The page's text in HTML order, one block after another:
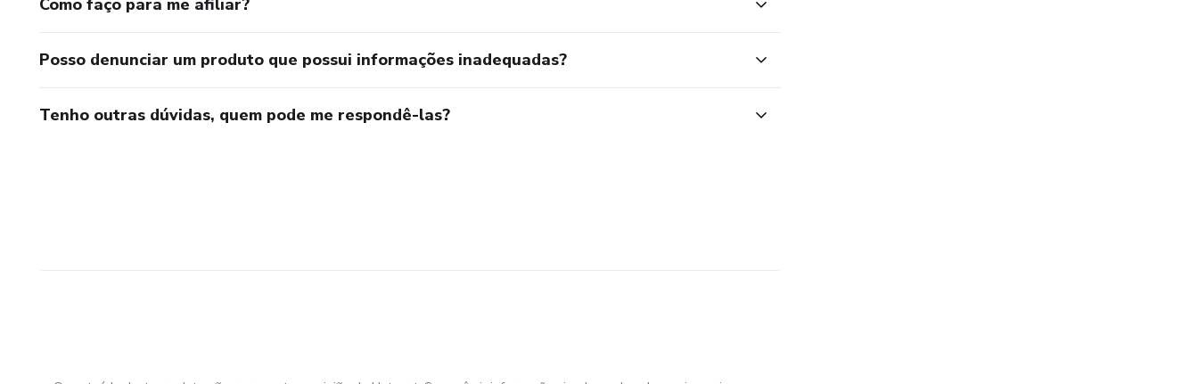
Posso denunciar um produto que possui informações inadequadas?
Tenho outras dúvidas, quem pode me respondê-las?